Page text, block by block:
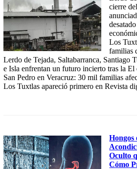
cierre
Los
familias
Lerdo de Tejada, Saltabarranca, Santiago
e Isla enfrentan un futuro incierto tras la
San Pedro en Veracruz: 30 mil familias
Los Tuxtlas apareció primero en Revista
Hongos
Oculto
Cómo